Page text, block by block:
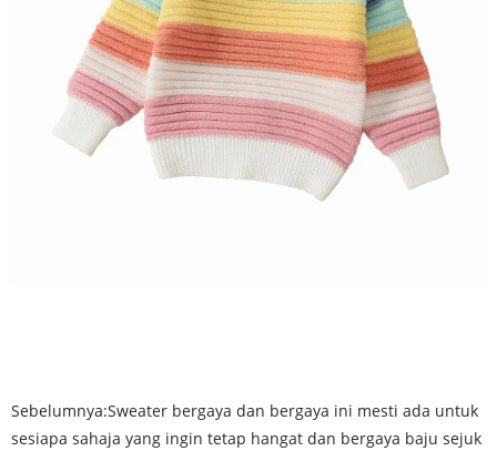
Sebelumnya:Sweater bergaya dan bergaya ini mesti ada untuk
sesiapa sahaja yang ingin tetap hangat dan bergaya baju sejuk